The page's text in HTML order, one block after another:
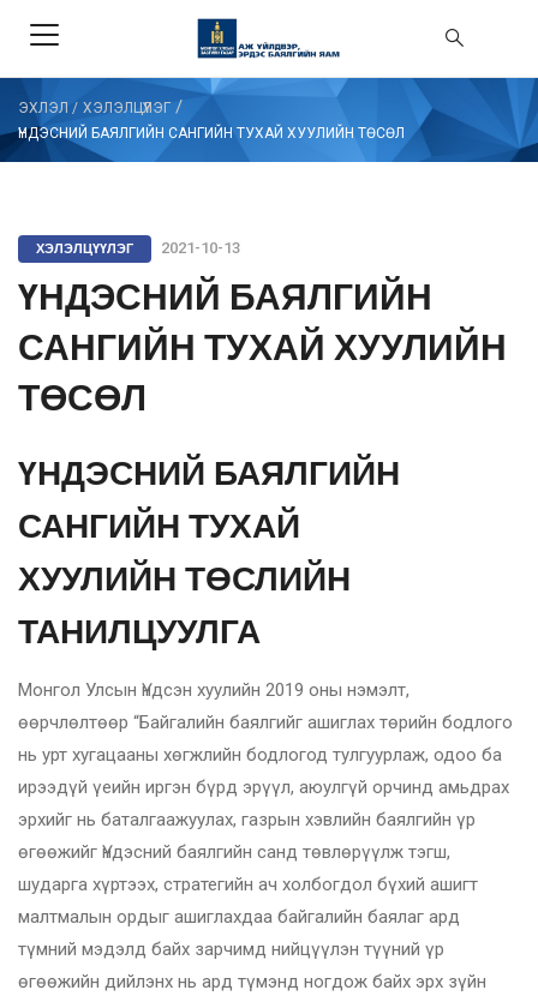
ЭХЛЭЛ / ХЭЛЭЛЦҮҮЛЭГ /
ҮНДЭСНИЙ БАЯЛГИЙН САНГИЙН ТУХАЙ ХУУЛИЙН ТӨСӨЛ
ХЭЛЭЛЦҮҮЛЭГ 2021-10-13
ҮНДЭСНИЙ БАЯЛГИЙН
САНГИЙН ТУХАЙ ХУУЛИЙН
ТӨСӨЛ
ҮНДЭСНИЙ БАЯЛГИЙН
САНГИЙН ТУХАЙ
ХУУЛИЙН ТӨСЛИЙН
ТАНИЛЦУУЛГА
Монгол Улсын Үндсэн хуулийн 2019 оны нэмэлт,
өөрчлөлтөөр “Байгалийн баялгийг ашиглах төрийн бодлого
нь урт хугацааны хөгжлийн бодлогод тулгуурлаж, одоо ба
ирээдүй үеийн иргэн бүрд эрүүл, аюулгүй орчинд амьдрах
эрхийг нь баталгаажуулах, газрын хэвлийн баялгийн үр
өгөөжийг Үндэсний баялгийн санд төвлөрүүлж тэгш,
шударга хүртээх, стратегийн ач холбогдол бүхий ашигт
малтмалын ордыг ашиглахдаа байгалийн баялаг ард
түмний мэдэлд байх зарчимд нийцүүлэн түүний үр
өгөөжийн дийлэнх нь ард түмэнд ногдож байх эрх зүйн